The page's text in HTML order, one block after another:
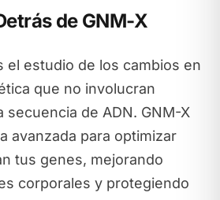
de GNM-X
el estudio de los cambios en
que no involucran
secuencia de ADN. GNM-X
avanzada para optimizar
tus genes, mejorando
corporales y protegiendo